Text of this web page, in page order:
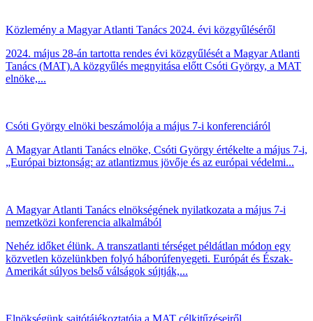
Közlemény a Magyar Atlanti Tanács 2024. évi közgyűléséről
2024. május 28-án tartotta rendes évi közgyűlését a Magyar Atlanti
Tanács (MAT).A közgyűlés megnyitása előtt Csóti György, a MAT
elnöke,...
Csóti György elnöki beszámolója a május 7-i konferenciáról
A Magyar Atlanti Tanács elnöke, Csóti György értékelte a május 7-i,
„Európai biztonság: az atlantizmus jövője és az európai védelmi...
A Magyar Atlanti Tanács elnökségének nyilatkozata a május 7-i
nemzetközi konferencia alkalmából
Nehéz időket élünk. A transzatlanti térséget példátlan módon egy
közvetlen közelünkben folyó háborúfenyegeti. Európát és Észak-
Amerikát súlyos belső válságok sújtják,...
Elnökségünk sajtótájékoztatója a MAT célkitűzéseiről